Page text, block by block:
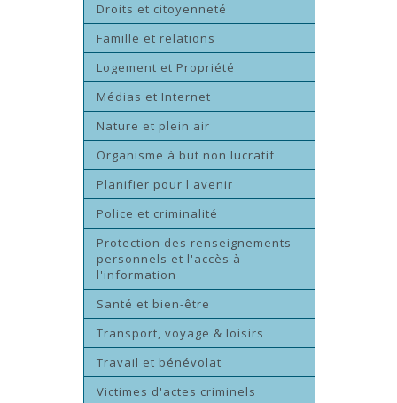
Droits et citoyenneté
Famille et relations
Logement et Propriété
Médias et Internet
Nature et plein air
Organisme à but non lucratif
Planifier pour l'avenir
Police et criminalité
Protection des renseignements
personnels et l'accès à
l'information
Santé et bien-être
Transport, voyage & loisirs
Travail et bénévolat
Victimes d'actes criminels